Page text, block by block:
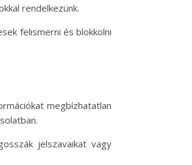
rendelkezünk.
felismerni és blokkolni
megbízhatatlan
jelszavaikat vagy